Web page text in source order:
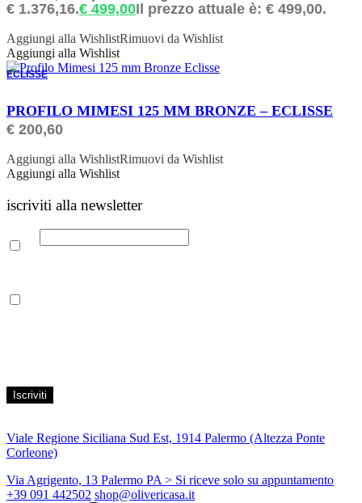
€ 1.376,16.€ 499,00Il prezzo attuale è: € 499,00.
Aggiungi alla WishlistRimuovi da Wishlist
Aggiungi alla Wishlist
ECLISSE
ORDINABILE
PROFILO MIMESI 125 MM BRONZE – ECLISSE
€ 200,60
Aggiungi alla WishlistRimuovi da Wishlist
Aggiungi alla Wishlist
iscriviti alla newsletter
Email
Viale Regione Siciliana Sud Est, 1914 Palermo (Altezza Ponte
Corleone)
Via Agrigento, 13 Palermo PA> Si riceve solo su appuntamento
+39 091 442502 shop@olivericasa.it